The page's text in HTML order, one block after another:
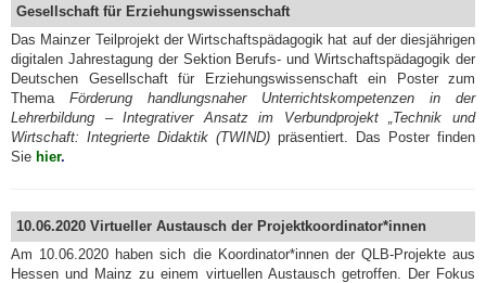
Gesellschaft für Erziehungswissenschaft
Das Mainzer Teilprojekt der Wirtschaftspädagogik hat auf der diesjährigen
digitalen Jahrestagung der Sektion Berufs- und Wirtschaftspädagogik der
Deutschen Gesellschaft für Erziehungswissenschaft ein Poster zum
Thema Förderung handlungsnaher Unterrichtskompetenzen in der
Lehrerbildung – Integrativer Ansatz im Verbundprojekt „Technik und
Wirtschaft: Integrierte Didaktik (TWIND) präsentiert. Das Poster finden
Sie hier.
10.06.2020 Virtueller Austausch der Projektkoordinator*innen
Am 10.06.2020 haben sich die Koordinator*innen der QLB-Projekte aus
Hessen und Mainz zu einem virtuellen Austausch getroffen. Der Fokus